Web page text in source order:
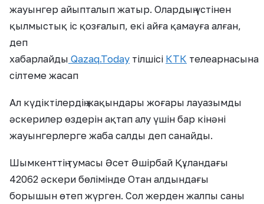
жауынгер айыпталып жатыр. Олардың үстінен
қылмыстық іс қозғалып, екі айға қамауға алған,
деп
хабарлайды Qazaq.Today тілшісі КТК телеарнасына
сілтеме жасап
Ал күдіктілердің жақындары жоғары лауазымды
әскерилер өздерін ақтап алу үшін бар кінәні
жауынгерлерге жаба салды деп санайды.
Шымкенттің тумасы Әсет Әшірбай Құландағы
42062 әскери бөлімінде Отан алдындағы
борышын өтеп жүрген. Сол жерден жалпы саны